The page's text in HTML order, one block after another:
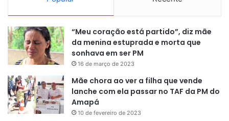
“Meu coração está partido”, diz mãe
da menina estuprada e morta que
sonhava em ser PM
16 de março de 2023
Mãe chora ao ver a filha que vende
lanche com ela passar no TAF da PM do
Amapá
10 de fevereiro de 2023